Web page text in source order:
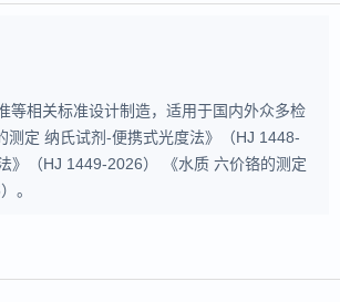
等相关标准设计制造，适用于国内外众多检
测定 纳氏试剂-便携式光度法》（HJ 1448-
》（HJ 1449-2026） 《水质 六价铬的测定
。